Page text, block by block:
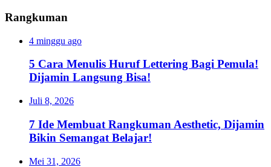
Rangkuman
4 minggu ago
5 Cara Menulis Huruf Lettering Bagi Pemula!
Dijamin Langsung Bisa!
Juli 8, 2026
7 Ide Membuat Rangkuman Aesthetic, Dijamin
Bikin Semangat Belajar!
Mei 31, 2026